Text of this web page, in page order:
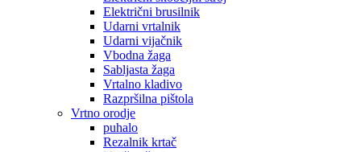
Električni brusilnik
Udarni vrtalnik
Udarni vijačnik
Vbodna žaga
Sabljasta žaga
Vrtalno kladivo
Razpršilna pištola
Vrtno orodje
puhalo
Rezalnik krtač